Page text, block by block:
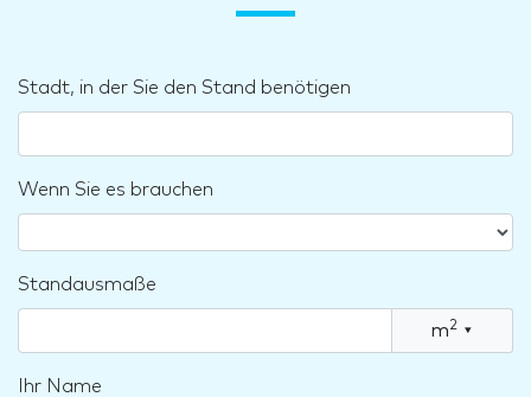
Stadt, in der Sie den Stand benötigen
Wenn Sie es brauchen
Standausmaße
m2 ▾
Ihr Name